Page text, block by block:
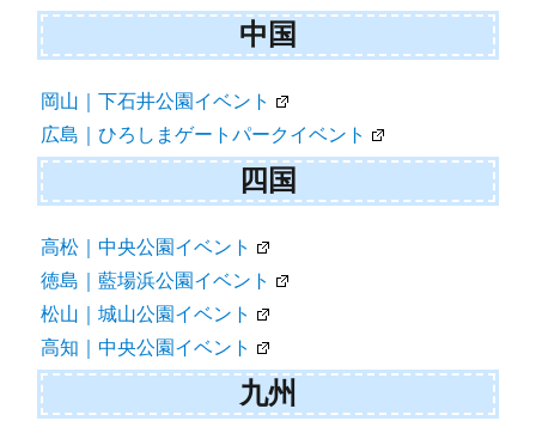
中国
岡山｜下石井公園イベント
広島｜ひろしまゲートパークイベント
四国
高松｜中央公園イベント
徳島｜藍場浜公園イベント
松山｜城山公園イベント
高知｜中央公園イベント
九州